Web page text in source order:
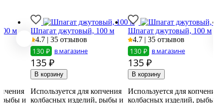
м
рыбы и
Шпагат джутовый, 100 м
4.7 | 35 отзывов
130 ₽ в магазине
135₽
Используется для копчения
колбасных изделий, рыбы и
Шпагат джутовый, 100 м
4.7 | 35 отзывов
130 ₽ в магазине
135₽
Используется для
колбасных изделий, рыбы